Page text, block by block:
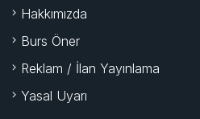
Hakkımızda
Burs Öner
Reklam / İlan Yayınlama
Yasal Uyarı